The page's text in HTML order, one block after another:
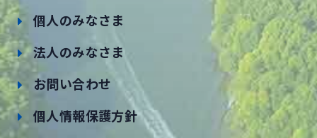
個人のみなさま
法人のみなさま
お問い合わせ
個人情報保護方針